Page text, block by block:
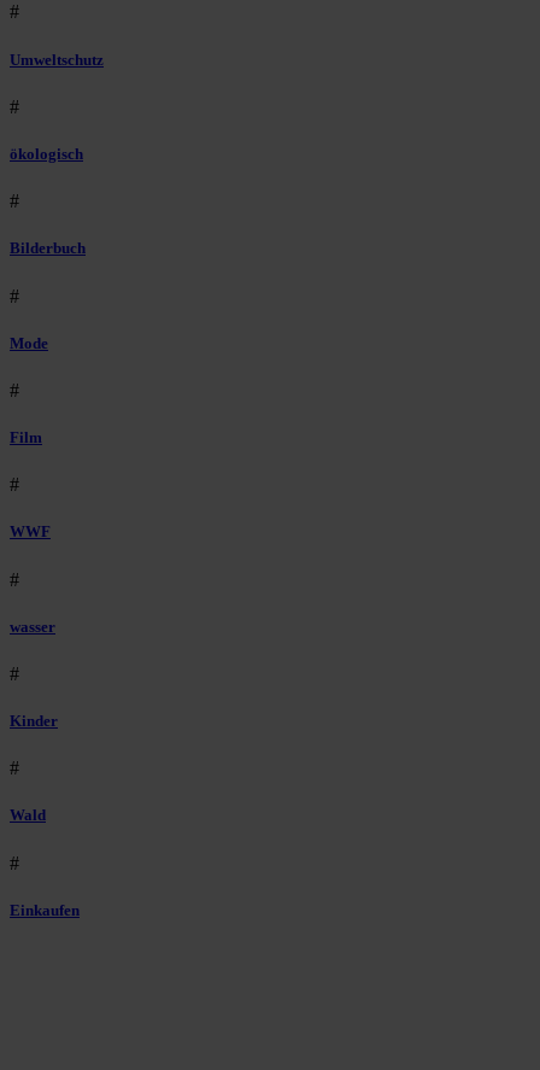
#
Umweltschutz
#
ökologisch
#
Bilderbuch
#
Mode
#
Film
#
WWF
#
wasser
#
Kinder
#
Wald
#
Einkaufen